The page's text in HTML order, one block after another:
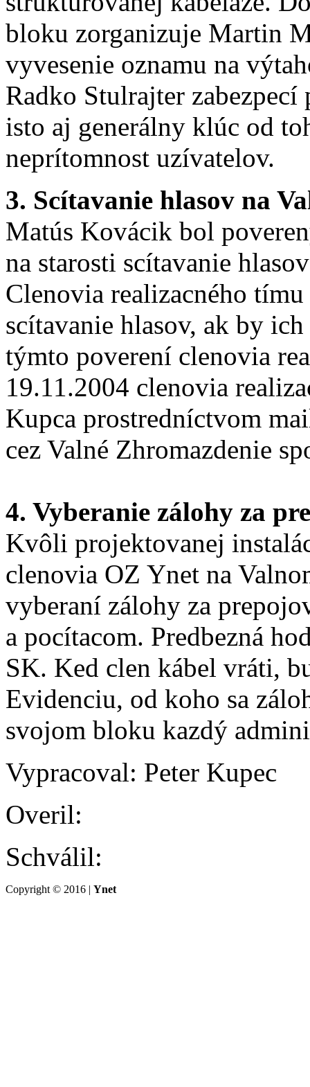
bloku zorganizuje Martin
vyvesenie oznamu na
Radko Stulrajter zabezpecí
isto aj generálny klúc od
neprítomnost uzívatelov.
3. Scítavanie hlasov na
Matús Kovácik bol
na starosti scítavanie
Clenovia realizacného
scítavanie hlasov, ak by
týmto poverení clenovia
19.11.2004 clenovia
Kupca prostredníctvom
cez Valné Zhromazdenie
4. Vyberanie zálohy za
Kvôli projektovanej
clenovia OZ Ynet na
vyberaní zálohy za
a pocítacom. Predbezná
SK. Ked clen kábel vráti,
Evidenciu, od koho sa
svojom bloku kazdý
Vypracoval: Peter Kupec
Overil:
Schválil:
Copyright © 2016 | Ynet